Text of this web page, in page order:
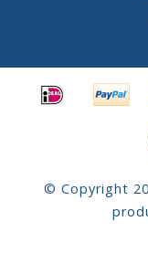
© Copyright